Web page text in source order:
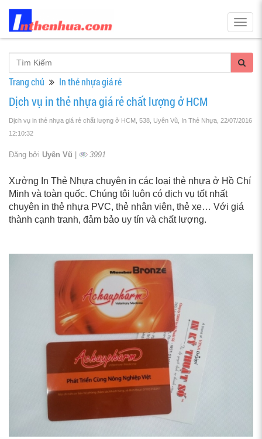
Trang chủ In thẻ nhựa giá rẻ
Dịch vụ in thẻ nhựa giá rẻ chất lượng ở HCM
Dịch vụ in thẻ nhựa giá rẻ chất lượng ở HCM, 538, Uyên Vũ, In Thẻ Nhựa , 22/07/2016
12:10:32
Đăng bởi Uyên Vũ | 3991
Xưởng In Thẻ Nhựa chuyên in các loại thẻ nhựa ở Hồ Chí
Minh và toàn quốc. Chúng tôi luôn có dịch vụ tốt nhất
chuyên in thẻ nhựa PVC, thẻ nhân viên, thẻ xe… Với giá
thành cạnh tranh, đảm bảo uy tín và chất lượng.